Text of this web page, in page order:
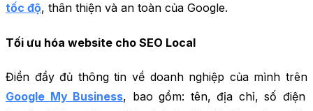
tốc độ, thân thiện và an toàn của Google.
Tối ưu hóa website cho SEO Local
Điền đầy đủ thông tin về doanh nghiệp của mình trên
Google My Business, bao gồm: tên, địa chỉ, số điện